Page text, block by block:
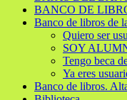
BANCO DE
Banco de libros de
Quiero ser
SOY
Tengo beca
Ya eres
Banco de libros.